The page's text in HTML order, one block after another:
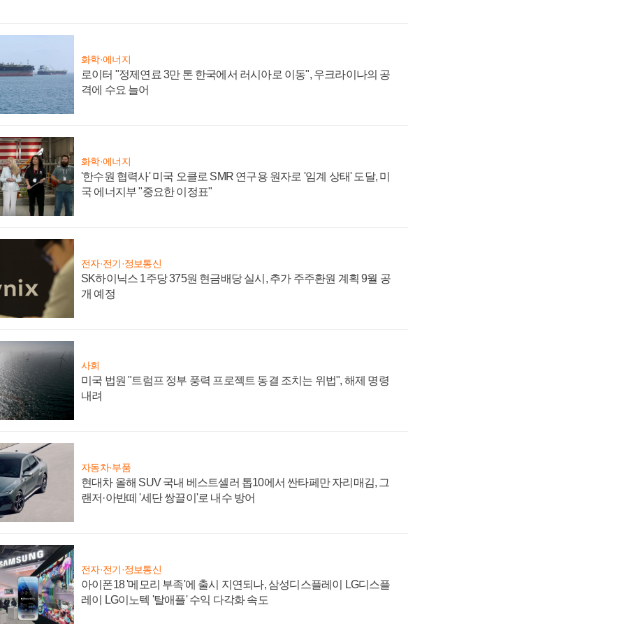
화학·에너지
로이터 "정제연료 3만 톤 한국에서 러시아로 이동", 우크라이나의 공
격에 수요 늘어
화학·에너지
'한수원 협력사' 미국 오클로 SMR 연구용 원자로 '임계 상태' 도달, 미
국 에너지부 "중요한 이정표"
전자·전기·정보통신
SK하이닉스 1주당 375원 현금배당 실시, 추가 주주환원 계획 9월 공
개 예정
사회
미국 법원 "트럼프 정부 풍력 프로젝트 동결 조치는 위법", 해제 명령
내려
자동차·부품
현대차 올해 SUV 국내 베스트셀러 톱10에서 싼타페만 자리매김, 그
랜저·아반떼 '세단 쌍끌이'로 내수 방어
전자·전기·정보통신
아이폰18 '메모리 부족'에 출시 지연되나, 삼성디스플레이 LG디스플
레이 LG이노텍 '탈애플' 수익 다각화 속도